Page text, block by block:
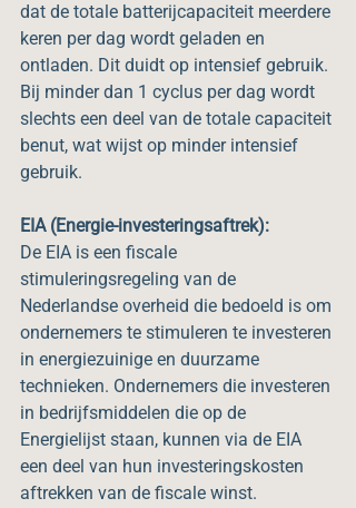
dat de totale batterijcapaciteit meerdere
keren per dag wordt geladen en
ontladen. Dit duidt op intensief gebruik.
Bij minder dan 1 cyclus per dag wordt
slechts een deel van de totale capaciteit
benut, wat wijst op minder intensief
gebruik.
EIA (Energie-investeringsaftrek):
De EIA is een fiscale
stimuleringsregeling van de
Nederlandse overheid die bedoeld is om
ondernemers te stimuleren te investeren
in energiezuinige en duurzame
technieken. Ondernemers die investeren
in bedrijfsmiddelen die op de
Energielijst staan, kunnen via de EIA
een deel van hun investeringskosten
aftrekken van de fiscale winst.